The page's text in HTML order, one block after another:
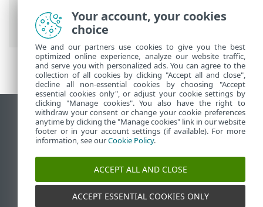
Ayuda en línea de ESET> ESET Cloud
Office Security> ESET Connect (API)
Ver sitio para ordenador
End of Life
Base de conocimiento de ESET
Foro de ESET
ESET Status Portal
Soporte técnico regional
Your account, your cookies
choice
We and our partners use cookies to give you the best
optimized online experience, analyze our website traffic,
and serve you with personalized ads. You can agree to the
collection of all cookies by clicking "Accept all and close",
decline all non-essential cookies by choosing "Accept
essential cookies only", or adjust your cookie settings by
clicking "Manage cookies". You also have the right to
withdraw your consent or change your cookie preferences
anytime by clicking the "Manage cookies" link in our website
footer or in your account settings (if available). For more
information, see ourCookie Policy.
ACCEPT ALL AND CLOSE
ACCEPT ESSENTIAL COOKIES ONLY